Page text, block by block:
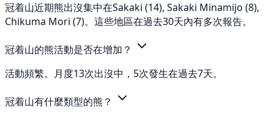
冠着山近期熊出沒集中在Sakaki (14), Sakaki Minamijo (8),
Chikuma Mori (7)。這些地區在過去30天內有多次報告。
冠着山的熊活動是否在增加？
活動頻繁。月度13次出沒中，5次發生在過去7天。
冠着山有什麼類型的熊？